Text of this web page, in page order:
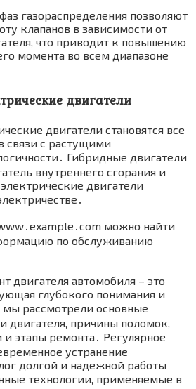
газораспределения позволяют
клапанов в зависимости от
что приводит к повышению
момента во всем диапазоне
двигатели
двигатели становятся все
связи с растущими
Гибридные двигатели
внутреннего сгорания и
двигатели
можно найти
по обслуживанию
двигателя автомобиля – это
глубокого понимания и
мы рассмотрели основные
двигателя, причины поломок,
этапы ремонта․ Регулярное
устранение
долгой и надежной работы
технологии, применяемые в